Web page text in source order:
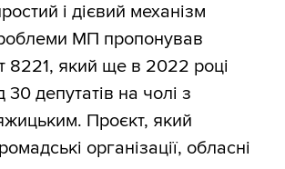
і дієвий механізм
МП пропонував
8221, який ще в 2022 році
депутатів на чолі з
Проєкт, який
організації, обласні